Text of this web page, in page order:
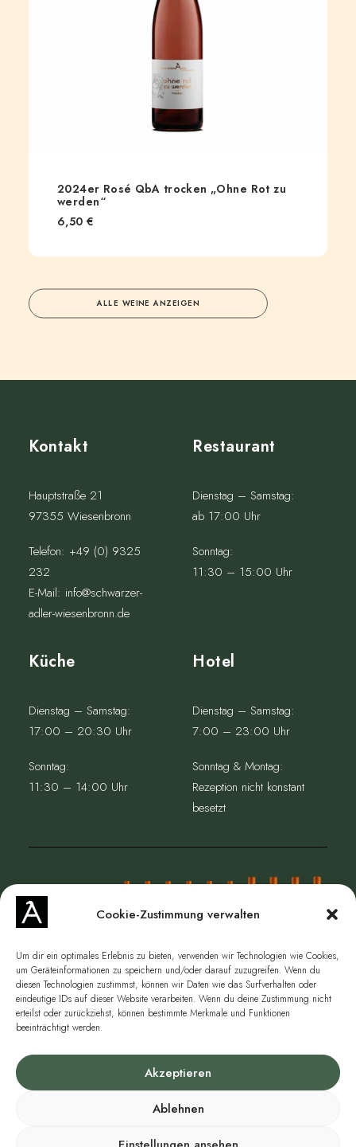
Cookie-Zustimmung verwalten
Um dir ein optimales Erlebnis zu bieten, verwenden wir Technologien wie Cookies,
um Geräteinformationen zu speichern und/oder darauf zuzugreifen. Wenn du
diesen Technologien zustimmst, können wir Daten wie das Surfverhalten oder
eindeutige IDs auf dieser Website verarbeiten. Wenn du deine Zustimmung nicht
erteilst oder zurückziehst, können bestimmte Merkmale und Funktionen
beeinträchtigt werden.
Akzeptieren
Ablehnen
2024er Rosé QbA trocken „Ohne Rot zu
werden“
6,50€
ALLE WEINE ANZEIGEN
Kontakt
Hauptstraße 21
97355 Wiesenbronn
Telefon: +49 (0) 9325
232
E-Mail: info@schwarzer-
adler-wiesenbronn.de
Restaurant
Dienstag – Samstag:
ab 17:00 Uhr
Sonntag:
11:30 – 15:00 Uhr
Küche
Dienstag – Samstag:
17:00 – 20:30 Uhr
Sonntag:
11:30 – 14:00 Uhr
Hotel
Dienstag – Samstag:
7:00 – 23:00 Uhr
Sonntag & Montag:
Rezeption nicht konstant
besetzt
JETZT WEIN ONLINE SHOPPEN
widerrufen